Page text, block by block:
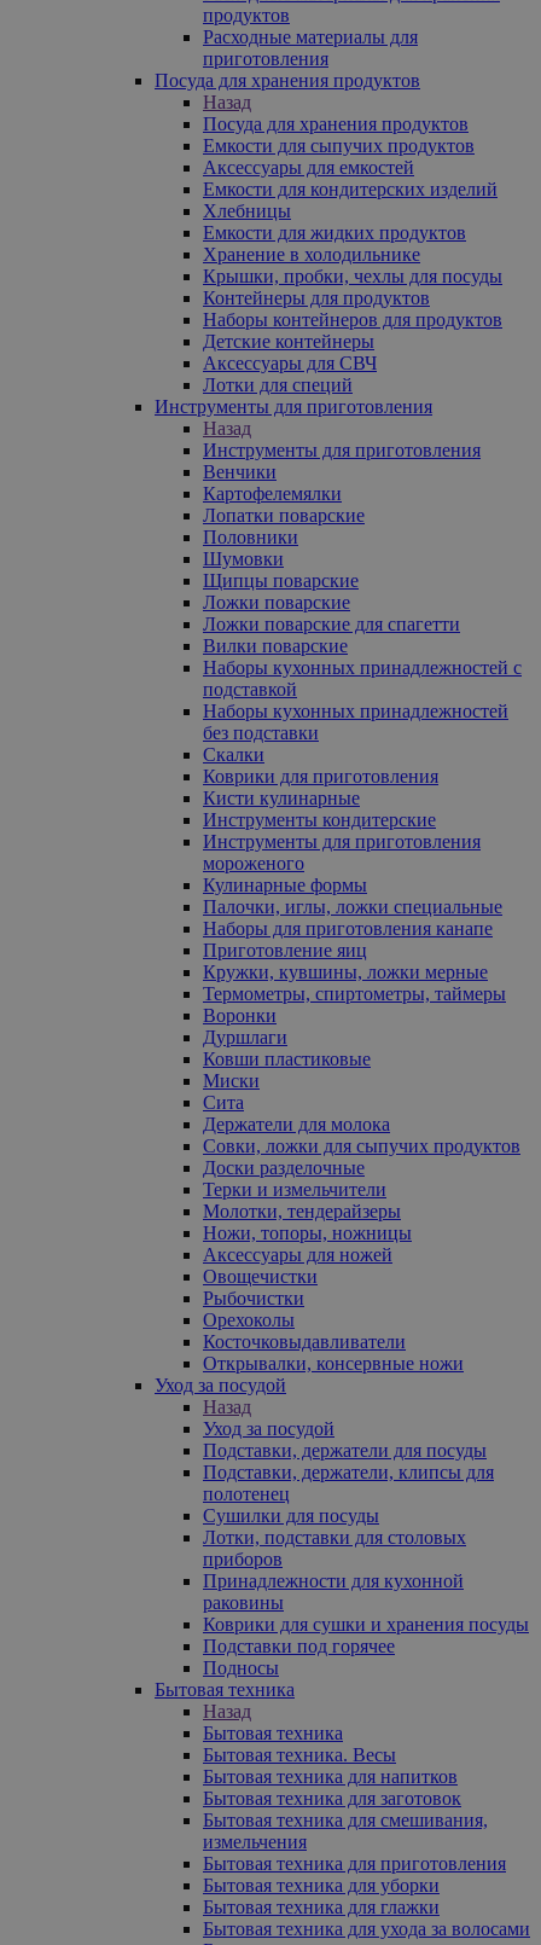
продуктов
Расходные материалы для
приготовления
Посуда для хранения продуктов
Назад
Посуда для хранения продуктов
Емкости для сыпучих продуктов
Аксессуары для емкостей
Емкости для кондитерских изделий
Хлебницы
Емкости для жидких продуктов
Хранение в холодильнике
Крышки, пробки, чехлы для посуды
Контейнеры для продуктов
Наборы контейнеров для продуктов
Детские контейнеры
Аксессуары для СВЧ
Лотки для специй
Инструменты для приготовления
Назад
Инструменты для приготовления
Венчики
Картофелемялки
Лопатки поварские
Половники
Шумовки
Щипцы поварские
Ложки поварские
Ложки поварские для спагетти
Вилки поварские
Наборы кухонных принадлежностей с
подставкой
Наборы кухонных принадлежностей
без подставки
Скалки
Коврики для приготовления
Кисти кулинарные
Инструменты кондитерские
Инструменты для приготовления
мороженого
Кулинарные формы
Палочки, иглы, ложки специальные
Наборы для приготовления канапе
Приготовление яиц
Кружки, кувшины, ложки мерные
Термометры, спиртометры, таймеры
Воронки
Дуршлаги
Ковши пластиковые
Миски
Сита
Держатели для молока
Совки, ложки для сыпучих продуктов
Доски разделочные
Терки и измельчители
Молотки, тендерайзеры
Ножи, топоры, ножницы
Аксессуары для ножей
Овощечистки
Рыбочистки
Орехоколы
Косточковыдавливатели
Открывалки, консервные ножи
Уход за посудой
Назад
Уход за посудой
Подставки, держатели для посуды
Подставки, держатели, клипсы для
полотенец
Сушилки для посуды
Лотки, подставки для столовых
приборов
Принадлежности для кухонной
раковины
Коврики для сушки и хранения посуды
Подставки под горячее
Подносы
Бытовая техника
Назад
Бытовая техника
Бытовая техника. Весы
Бытовая техника для напитков
Бытовая техника для заготовок
Бытовая техника для смешивания,
измельчения
Бытовая техника для приготовления
Бытовая техника для уборки
Бытовая техника для глажки
Бытовая техника для ухода за волосами